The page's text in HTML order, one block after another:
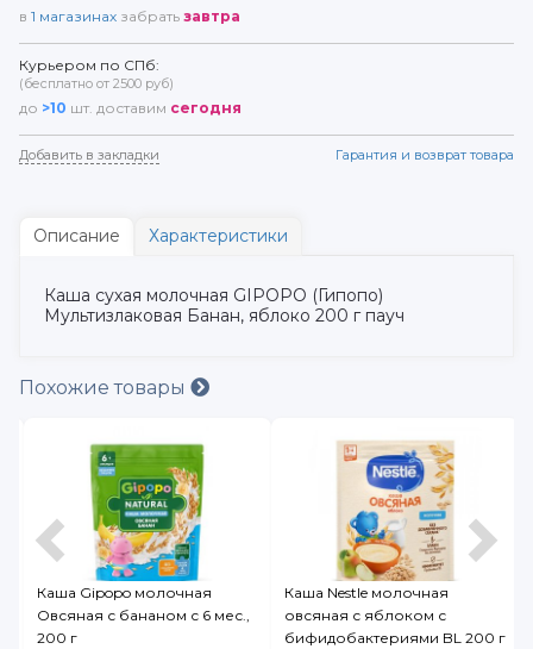
в 1 магазинах забрать завтра
Курьером по СПб:
(бесплатно от 2500 руб)
до >10 шт. доставим сегодня
Добавить в закладки Гарантия и возврат товара
Описание Характеристики
Каша сухая молочная GIPOPO (Гипопо)
Мультизлаковая Банан, яблоко 200 г пауч
Похожие товары
Каша Gipopo молочная
Овсяная с бананом с 6 мес.,
200 г
Каша Nestle молочная
овсяная с яблоком с
бифидобактериями BL 200 г